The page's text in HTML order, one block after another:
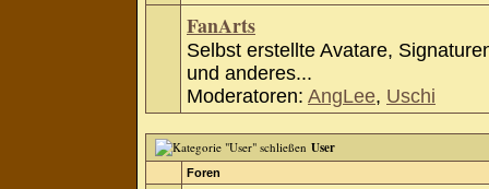
FanArts
Selbst erstellte Avatare,
und anderes...
Moderatoren: AngLee, Uschi
User
Foren